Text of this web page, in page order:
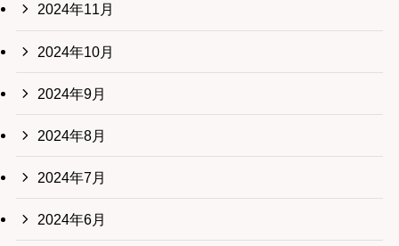
2024年11月
2024年10月
2024年9月
2024年8月
2024年7月
2024年6月